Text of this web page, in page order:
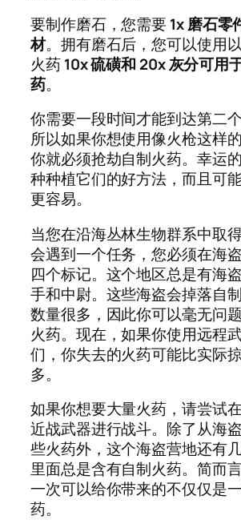
要制作磨石，您需要1x 磨石零
材。拥有磨石后，您可以使用
火药10x 硫磺和 20x 灰分可用
药。
你需要一段时间才能到达第二
所以如果你想使用像火枪这样
你就必须抢劫自制火药。幸运
种种植它们的好方法，而且可
更容易。
当您在沿海丛林生物群系中取
会遇到一个任务，您必须在海
四个标记。这个地区总是有海
手和中尉。这些海盗会掉落自
数量很多，因此你可以毫无问
火药。现在，如果你使用远程
们，你失去的火药可能比实际
多。
如果你想要大量火药，请尝试
近战武器进行战斗。除了从海
些火药外，这个海盗营地还有几
里面总是含有自制火药。简而
一次可以给你带来的不仅仅是
药。